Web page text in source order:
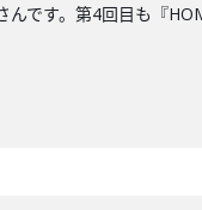
です。第4回目も『